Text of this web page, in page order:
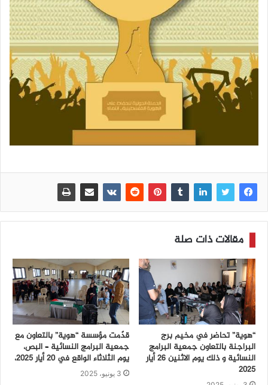
مقالات ذات صلة
“هوية” تحاضر في مخيم برج
البراجنة بالتعاون جمعية البرامج
النسائية و ذلك يوم الاثنين 26 أيار
2025
قدّمت مؤسسة “هوية” بالتعاون مع
جمعية البرامج النسائية – البص،
يوم الثلاثاء الواقع في 20 أيار 2025،
3 يونيو، 2025